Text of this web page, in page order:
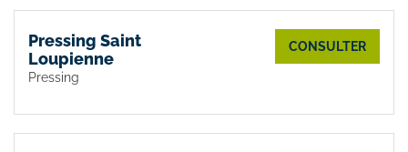
Pressing Saint
Loupienne
Pressing
CONSULTER